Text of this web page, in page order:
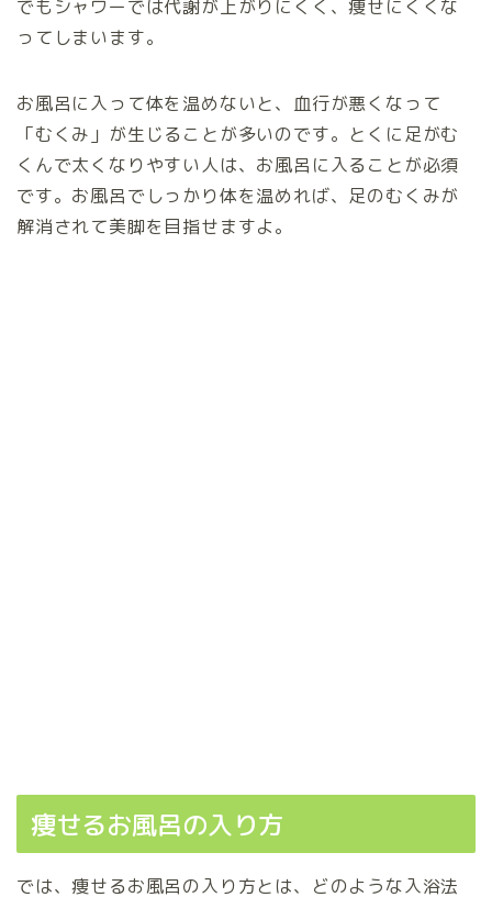
でもシャワーでは代謝が上がりにくく、痩せにくくな
ってしまいます。
お風呂に入って体を温めないと、血行が悪くなって
「むくみ」が生じることが多いのです。とくに足がむ
くんで太くなりやすい人は、お風呂に入ることが必須
です。お風呂でしっかり体を温めれば、足のむくみが
解消されて美脚を目指せますよ。
痩せるお風呂の入り方
では、痩せるお風呂の入り方とは、どのような入浴法